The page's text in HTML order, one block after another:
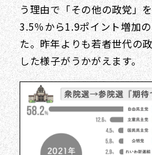
う理由で「その他の政党」
3.5％から1.9ポイント増加
た。昨年よりも若者世代の
した様子がうかがえます。